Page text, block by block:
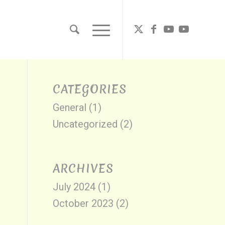
CATEGORIES
General (1)
Uncategorized (2)
ARCHIVES
July 2024 (1)
October 2023 (2)